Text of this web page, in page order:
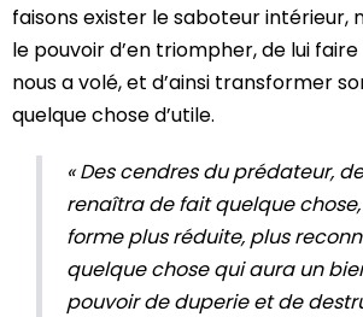
faisons exister le saboteur intérieur,
le pouvoir d’en triompher, de lui
nous a volé, et d’ainsi transformer
quelque chose d’utile.
«Des cendres du prédateur,
renaîtra de fait quelque
forme plus réduite, plus
quelque chose qui aura un
pouvoir de duperie et de